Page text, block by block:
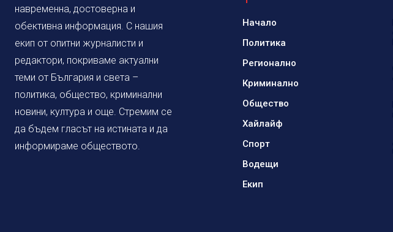
навременна, достоверна и
обективна информация. С нашия
екип от опитни журналисти и
редактори, покриваме актуални
теми от България и света –
политика, общество, криминални
новини, култура и още. Стремим се
да бъдем гласът на истината и да
информираме обществото.
Начало
Политика
Регионално
Криминално
Общество
Хайлайф
Спорт
Водещи
Екип